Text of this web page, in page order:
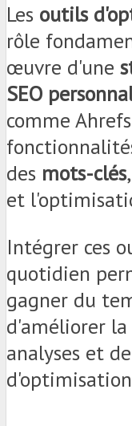
Les outils
rôle
œuvre d'une
SEO
comme
des mots-clés
et
Intégrer ces
quotidien
gagner du
d'améliorer la
analyses et